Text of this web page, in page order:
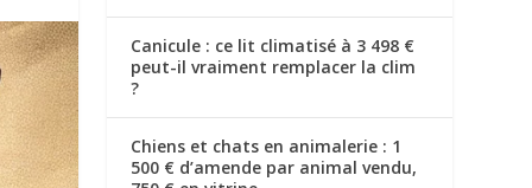
Canicule : ce lit climatisé à 3 498 €
peut-il vraiment remplacer la clim
?
Chiens et chats en animalerie : 1
500 € d’amende par animal vendu,